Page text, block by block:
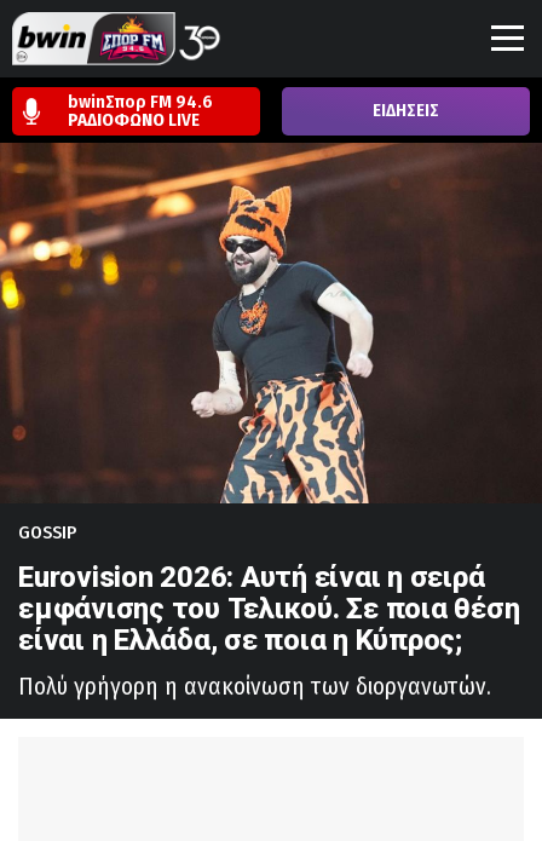
bwinΣπορ FM 94.6
ΡΑΔΙΟΦΩΝΟ LIVE ΕΙΔΗΣΕΙΣ
GOSSIP
Eurovision 2026: Αυτή είναι η σειρά
εμφάνισης του Τελικού. Σε ποια θέση
είναι η Ελλάδα, σε ποια η Κύπρος;
Πολύ γρήγορη η ανακοίνωση των διοργανωτών.